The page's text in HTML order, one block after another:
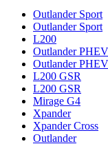
Outlander Sport
Outlander Sport
L200
Outlander PHEV
Outlander PHEV
L200 GSR
L200 GSR
Mirage G4
Xpander
Xpander Cross
Outlander